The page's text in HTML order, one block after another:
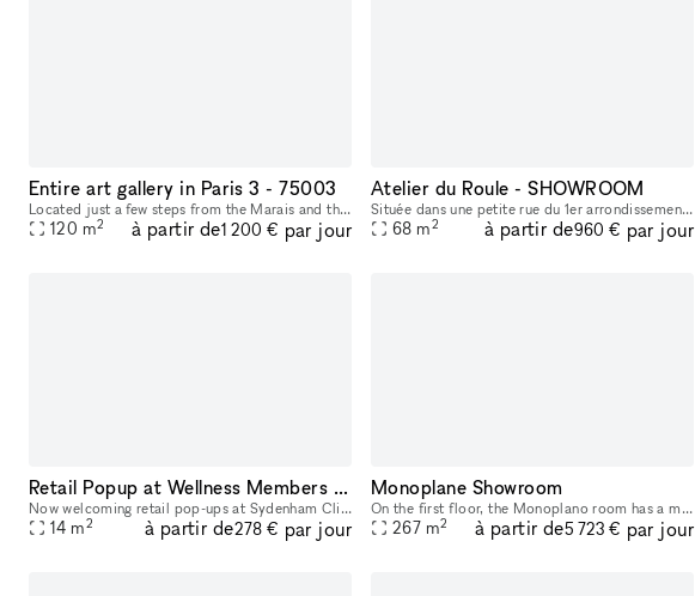
Entire art gallery in Paris 3 - 75003
Located just a few steps from the Marais and the Centre Georges Pompidou, on a lively street, this 120m2 gallery spanning two levels features a spacious showroom with a large window display, perfect
120 m2 à partir de1 200 € par jour
Atelier du Roule - SHOWROOM
Située dans une petite rue du 1er arrondissement de Paris, à quelques pas de la Samaritaine, cette ancienne boutique aménagée en atelier-boudoir est un espace atypique et unique.
68 m2 à partir de960 € par jour
Retail Popup at Wellness Members Club
Now welcoming retail pop-ups at Sydenham Clinic in Beverly Hills! Showcase your brand in our prime, street-level space with high visibility on Bedford Drive and Wilshire Blvd. Enjoy flexible 3, 6, or
14 m2 à partir de278 € par jour
Monoplane Showroom
On the first floor, the Monoplano room has a minimalist flavour , standing out for its clean lines and trusses which, when overlapped, form a suggestive interweaving of diagonal elements . The abs
267 m2 à partir de5 723 € par jour